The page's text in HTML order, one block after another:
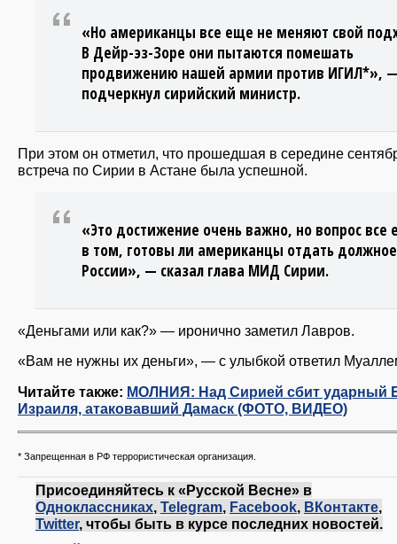
«Но американцы все еще не меняют свой
В Дейр-эз-Зоре они пытаются помешать
продвижению нашей армии против ИГИЛ*»,
подчеркнул сирийский министр.
При этом он отметил, что прошедшая в середине
встреча по Сирии в Астане была успешной.
«Это достижение очень важно, но вопрос все
в том, готовы ли американцы отдать должное
России», — сказал глава МИД Сирии.
«Деньгами или как?» — иронично заметил Лавров.
«Вам не нужны их деньги», — с улыбкой ответил
Читайте также: МОЛНИЯ: Над Сирией сбит ударный
Израиля, атаковавший Дамаск (ФОТО, ВИДЕО)
* Запрещенная в РФ террористическая организация.
Присоединяйтесь к «Русской Весне» в
Одноклассниках, Telegram, Facebook, ВКонтакте,
Twitter, чтобы быть в курсе последних новостей.